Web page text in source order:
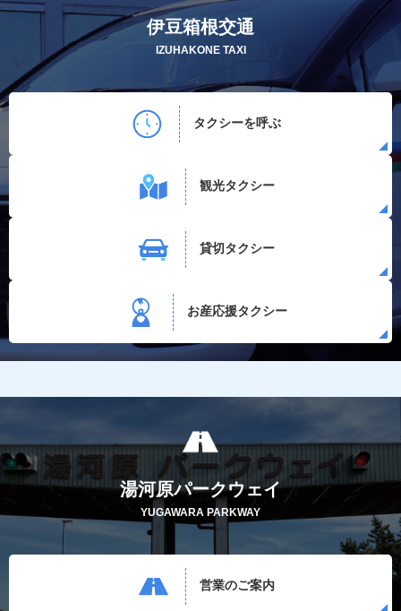
タクシーを呼ぶ
観光タクシー
貸切タクシー
お産応援タクシー
伊豆箱根交通
IZUHAKONE TAXI
営業のご案内
湯河原パークウェイ
YUGAWARA PARKWAY